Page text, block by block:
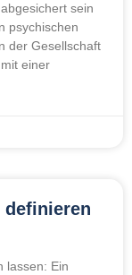
sein
psychischen
der Gesellschaft
einer
lassen: Ein